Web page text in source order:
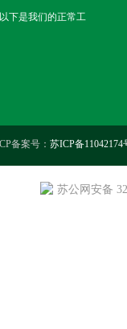
下是我们的正常工
备案号： 苏ICP备11042174
苏公网安备